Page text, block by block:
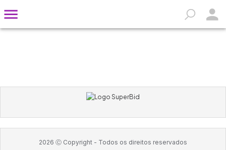
2026 Ⓒ Copyright - Todos os direitos reservados